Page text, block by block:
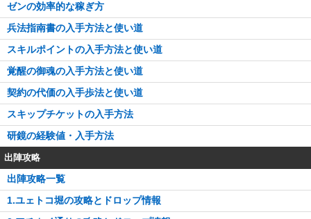
ゼンの効率的な稼ぎ方
兵法指南書の入手方法と使い道
スキルポイントの入手方法と使い道
覚醒の御魂の入手方法と使い道
契約の代価の入手歩法と使い道
スキップチケットの入手方法
研鏡の経験値・入手方法
出陣攻略
出陣攻略一覧
1.ユェトコ堀の攻略とドロップ情報